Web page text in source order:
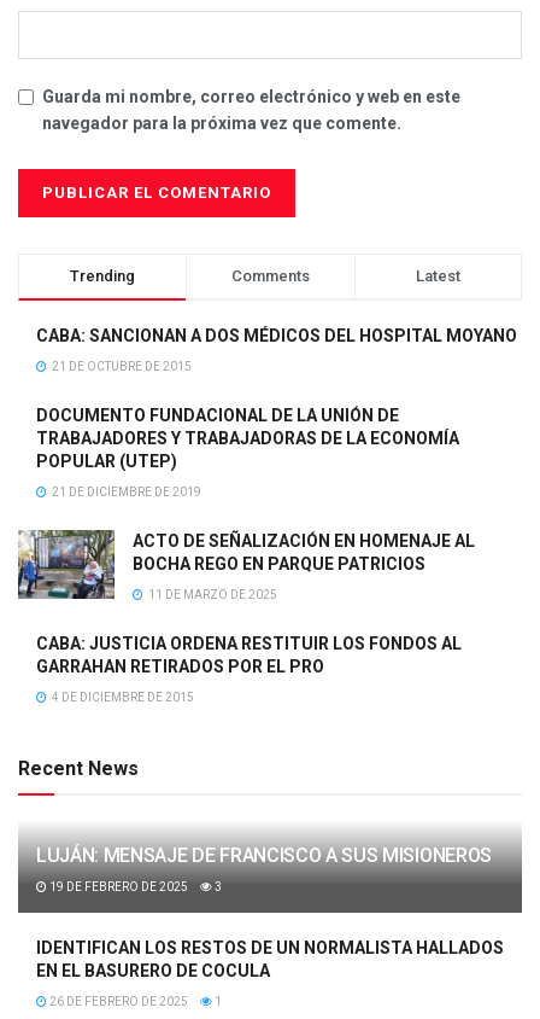
Guarda mi nombre, correo electrónico y web en este
navegador para la próxima vez que comente.
Trending Comments Latest
CABA: SANCIONAN A DOS MÉDICOS DEL HOSPITAL MOYANO
21 DE OCTUBRE DE 2015
DOCUMENTO FUNDACIONAL DE LA UNIÓN DE
TRABAJADORES Y TRABAJADORAS DE LA ECONOMÍA
POPULAR (UTEP)
21 DE DICIEMBRE DE 2019
ACTO DE SEÑALIZACIÓN EN HOMENAJE AL
BOCHA REGO EN PARQUE PATRICIOS
11 DE MARZO DE 2025
CABA: JUSTICIA ORDENA RESTITUIR LOS FONDOS AL
GARRAHAN RETIRADOS POR EL PRO
4 DE DICIEMBRE DE 2015
Recent News
LUJÁN: MENSAJE DE FRANCISCO A SUS MISIONEROS
19 DE FEBRERO DE 2025 3
IDENTIFICAN LOS RESTOS DE UN NORMALISTA HALLADOS
EN EL BASURERO DE COCULA
26 DE FEBRERO DE 2025 1